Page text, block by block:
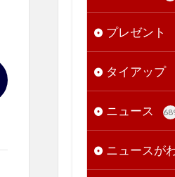
プレゼント
タイアップ
ニュース
ニュースが